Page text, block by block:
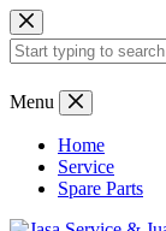
Skip
to
content
No
Menu
Home
Service
Spare Parts